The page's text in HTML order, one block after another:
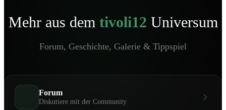
Mehr aus dem tivoli12 Universum
Forum, Geschichte, Galerie & Tippspiel
Forum
Diskutiere mit der Community